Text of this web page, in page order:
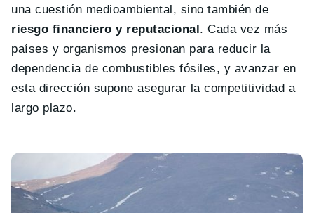
una cuestión medioambiental, sino también de
riesgo financiero y reputacional. Cada vez más
países y organismos presionan para reducir la
dependencia de combustibles fósiles, y avanzar en
esta dirección supone asegurar la competitividad a
largo plazo.